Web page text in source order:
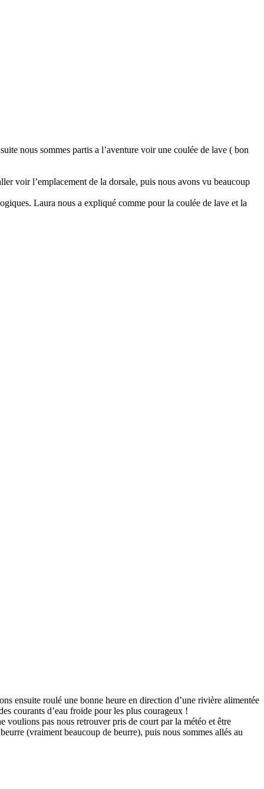
nous sommes partis a l’aventure voir une coulée de lave ( bon
voir l’emplacement de la dorsale, puis nous avons vu beaucoup
Laura nous a expliqué comme pour la coulée de lave et la
ensuite roulé une bonne heure en direction d’une rivière alimentée
courants d’eau froide pour les plus courageux !
voulions pas nous retrouver pris de court par la météo et être
(vraiment beaucoup de beurre), puis nous sommes allés au